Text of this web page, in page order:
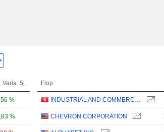
Varia. 5j.
%
%
Flop
CHEVRON CORPORATION